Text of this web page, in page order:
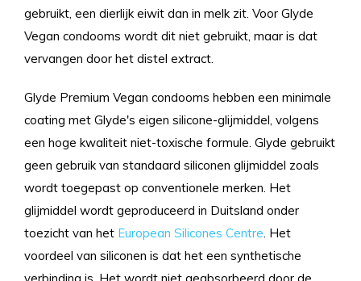
gebruikt, een dierlijk eiwit dan in melk zit. Voor Glyde
Vegan condooms wordt dit niet gebruikt, maar is dat
vervangen door het distel extract.
Glyde Premium Vegan condooms hebben een minimale
coating met Glyde's eigen silicone-glijmiddel, volgens
een hoge kwaliteit niet-toxische formule. Glyde gebruikt
geen gebruik van standaard siliconen glijmiddel zoals
wordt toegepast op conventionele merken. Het
glijmiddel wordt geproduceerd in Duitsland onder
toezicht van het European Silicones Centre. Het
voordeel van siliconen is dat het een synthetische